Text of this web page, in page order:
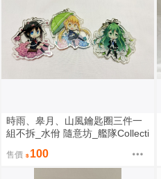
時雨、皋月、山風鑰匙圈三件一
組不拆_水佾 隨意坊_艦隊Collecti
售價 100